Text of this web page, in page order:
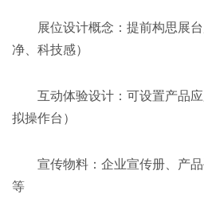
展位设计概念：提前构思展
净、科技感）
互动体验设计：可设置产品
拟操作台）
宣传物料：企业宣传册、产
等